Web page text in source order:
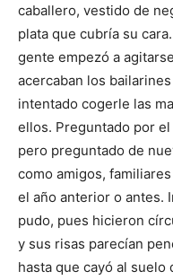
caballero, vestido de
plata que cubría su
gente empezó a
acercaban los
intentado cogerle las
ellos. Preguntado por
pero preguntado de
como amigos,
el año anterior o antes.
pudo, pues hicieron
y sus risas parecían
hasta que cayó al suelo